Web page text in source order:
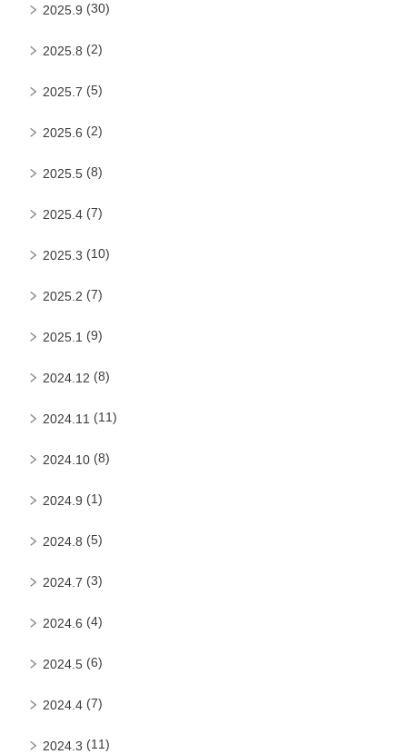
2025.9 (30)
2025.8 (2)
2025.7 (5)
2025.6 (2)
2025.5 (8)
2025.4 (7)
2025.3 (10)
2025.2 (7)
2025.1 (9)
2024.12 (8)
2024.11 (11)
2024.10 (8)
2024.9 (1)
2024.8 (5)
2024.7 (3)
2024.6 (4)
2024.5 (6)
2024.4 (7)
2024.3 (11)